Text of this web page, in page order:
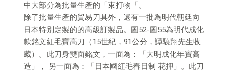
中大部分為批量生產的「束打物「。
除了批量生產的貿易刀具外，還有一批為明代朝廷向
日本特別定製的的高級訂製品。圖52-圖55為明代成化
款銘文紅毛寶高刀（15世紀，91公分，譚驍翔先生收
藏）。此刀身雙面銘文，一面為：「大明成化年寶高
造」， 另一面為：「日本國紅毛春日制 花押」。此刀